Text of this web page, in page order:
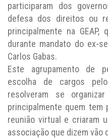
participaram dos
defesa dos direitos ou
principalmente na
durante mandato do ex-
Carlos Gabas.
Este agrupamento de
escolha de cargos
resolveram se
principalmente quem tem
reunião virtual e criaram
associação que dizem vão